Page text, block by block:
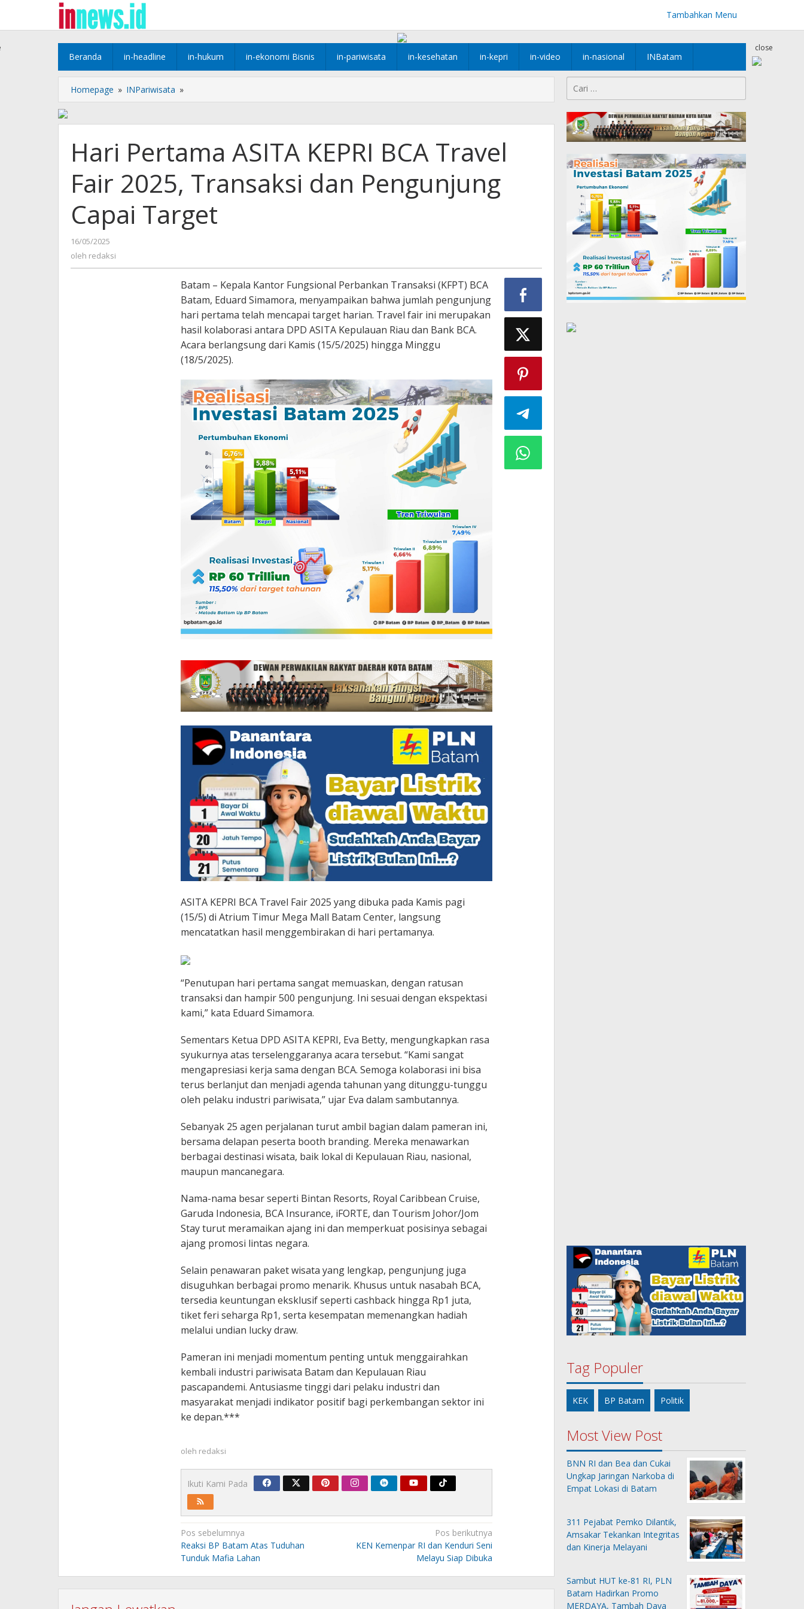
konten
Tambahkan Menu
Beranda in-headline in-hukum in-ekonomi Bisnis in-pariwisata in-kesehatan in-kepri in-video in-nasional INBatam
close
Homepage » INPariwisata »
Pertama
KEPRI
Travel
Fair
2025,
Transaksi
Pengunjung
Capai
Hari Pertama ASITA KEPRI BCA Travel
Fair 2025, Transaksi dan Pengunjung
Capai Target
16/05/2025
redaksi
oleh redaksi
Batam – Kepala Kantor Fungsional Perbankan Transaksi (KFPT) BCA
Batam, Eduard Simamora, menyampaikan bahwa jumlah pengunjung
hari pertama telah mencapai target harian. Travel fair ini merupakan
hasil kolaborasi antara DPD ASITA Kepulauan Riau dan Bank BCA.
Acara berlangsung dari Kamis (15/5/2025) hingga Minggu
(18/5/2025).
ASITA KEPRI BCA Travel Fair 2025 yang dibuka pada Kamis pagi
(15/5) di Atrium Timur Mega Mall Batam Center, langsung
mencatatkan hasil menggembirakan di hari pertamanya.
“Penutupan hari pertama sangat memuaskan, dengan ratusan
transaksi dan hampir 500 pengunjung. Ini sesuai dengan ekspektasi
kami,” kata Eduard Simamora.
Sementars Ketua DPD ASITA KEPRI, Eva Betty, mengungkapkan rasa
syukurnya atas terselenggaranya acara tersebut. “Kami sangat
mengapresiasi kerja sama dengan BCA. Semoga kolaborasi ini bisa
terus berlanjut dan menjadi agenda tahunan yang ditunggu-tunggu
oleh pelaku industri pariwisata,” ujar Eva dalam sambutannya.
Sebanyak 25 agen perjalanan turut ambil bagian dalam pameran ini,
bersama delapan peserta booth branding. Mereka menawarkan
berbagai destinasi wisata, baik lokal di Kepulauan Riau, nasional,
maupun mancanegara.
Nama-nama besar seperti Bintan Resorts, Royal Caribbean Cruise,
Garuda Indonesia, BCA Insurance, iFORTE, dan Tourism Johor/Jom
Stay turut meramaikan ajang ini dan memperkuat posisinya sebagai
ajang promosi lintas negara.
Selain penawaran paket wisata yang lengkap, pengunjung juga
disuguhkan berbagai promo menarik. Khusus untuk nasabah BCA,
tersedia keuntungan eksklusif seperti cashback hingga Rp1 juta,
tiket feri seharga Rp1, serta kesempatan memenangkan hadiah
melalui undian lucky draw.
Pameran ini menjadi momentum penting untuk menggairahkan
kembali industri pariwisata Batam dan Kepulauan Riau
pascapandemi. Antusiasme tinggi dari pelaku industri dan
masyarakat menjadi indikator positif bagi perkembangan sektor ini
ke depan.***
oleh redaksi
Ikuti Kami Pada
Navigasi
pos
Pos sebelumnya
Reaksi BP Batam Atas Tuduhan
Tunduk Mafia Lahan
Pos berikutnya
KEN Kemenpar RI dan Kenduri Seni
Melayu Siap Dibuka
untuk:
Tag Populer
KEK BP Batam Politik
Most View Post
BNN RI dan Bea dan Cukai
Ungkap Jaringan Narkoba di
Empat Lokasi di Batam
311 Pejabat Pemko Dilantik,
Amsakar Tekankan Integritas
dan Kinerja Melayani
Sambut HUT ke-81 RI, PLN
Batam Hadirkan Promo
MERDAYA, Tambah Daya